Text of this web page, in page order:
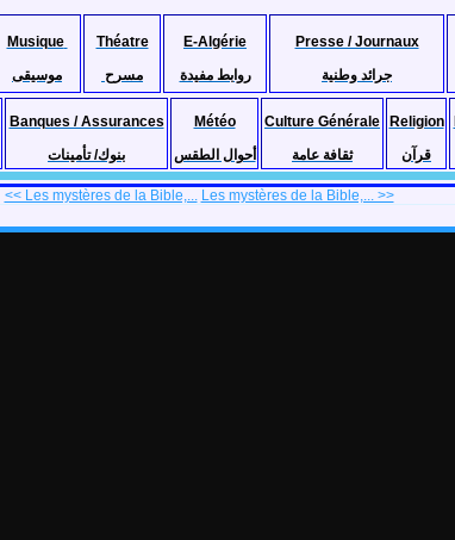
Musique
موسيقى
Théatre
مسرح
E-Algérie
روابط مفيدة
Presse / Journaux
جرائد وطنية
Banques / Assurances
بنوك/ تأمينات
Météo
أحوال الطقس
Culture Générale
ثقافة عامة
Religion
قرآن
<< Les mystères de la Bible,... Les mystères de la Bible,... >>